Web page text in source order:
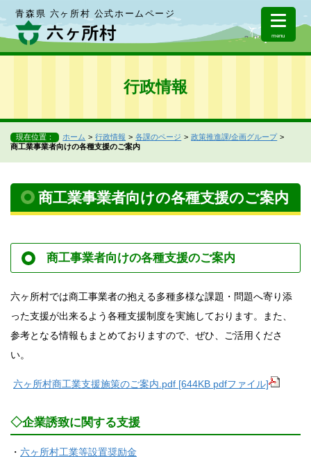
青森県 六ヶ所村 公式ホームページ
menu
行政情報
現在位置： ホーム 行政情報 各課のページ
政策推進課/企画グループ
商工業事業者向けの各種支援のご案内
商工業事業者向けの各種支援のご案内
商工事業者向けの各種支援のご案内
六ヶ所村では商工事業者の抱える多種多様な課題・問題へ寄り添
った支援が出来るよう各種支援制度を実施しております。また、
参考となる情報もまとめておりますので、ぜひ、ご活用くださ
い。
六ヶ所村商工業支援施策のご案内.pdf [644KB pdfファイル]
◇企業誘致に関する支援
・ 六ヶ所村工業等設置奨励金